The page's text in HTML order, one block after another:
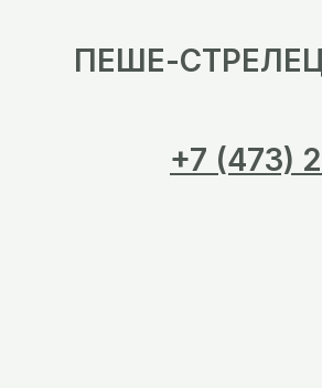
ПЕШЕ-
+7 (473)